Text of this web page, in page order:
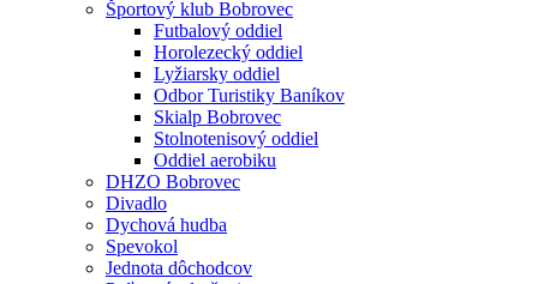
Športový klub Bobrovec
Futbalový oddiel
Horolezecký oddiel
Lyžiarsky oddiel
Odbor Turistiky Baníkov
Skialp Bobrovec
Stolnotenisový oddiel
Oddiel aerobiku
DHZO Bobrovec
Divadlo
Dychová hudba
Spevokol
Jednota dôchodcov